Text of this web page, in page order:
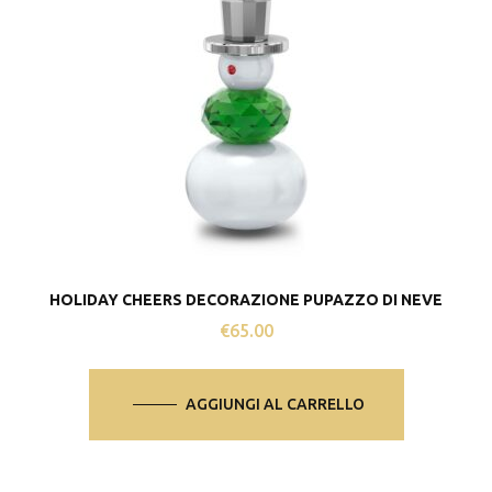
HOLIDAY CHEERS DECORAZIONE PUPAZZO DI NEVE
€65.00
AGGIUNGI AL CARRELLO